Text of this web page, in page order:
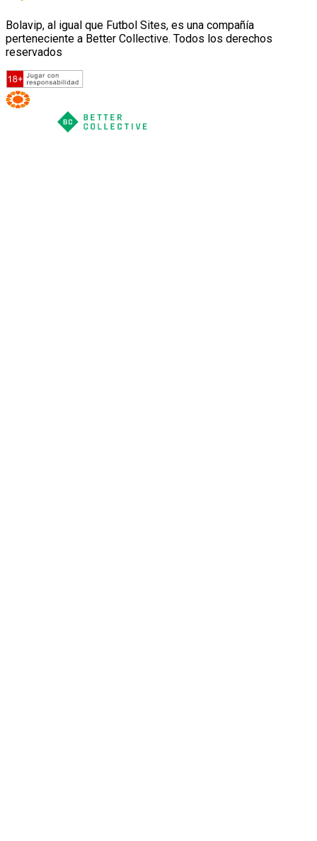
Bolavip, al igual que Futbol Sites, es una compañía
perteneciente a Better Collective. Todos los derechos
reservados